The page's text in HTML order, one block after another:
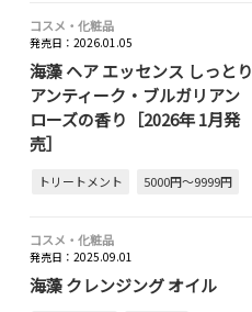
コスメ・化粧品
発売日：2026.01.05
海藻 ヘア エッセンス しっとり
アンティーク・ブルガリアン
ローズの香り［2026年 1月発
売］
トリートメント 5000円～9999円
コスメ・化粧品
発売日：2025.09.01
海藻 クレンジング オイル